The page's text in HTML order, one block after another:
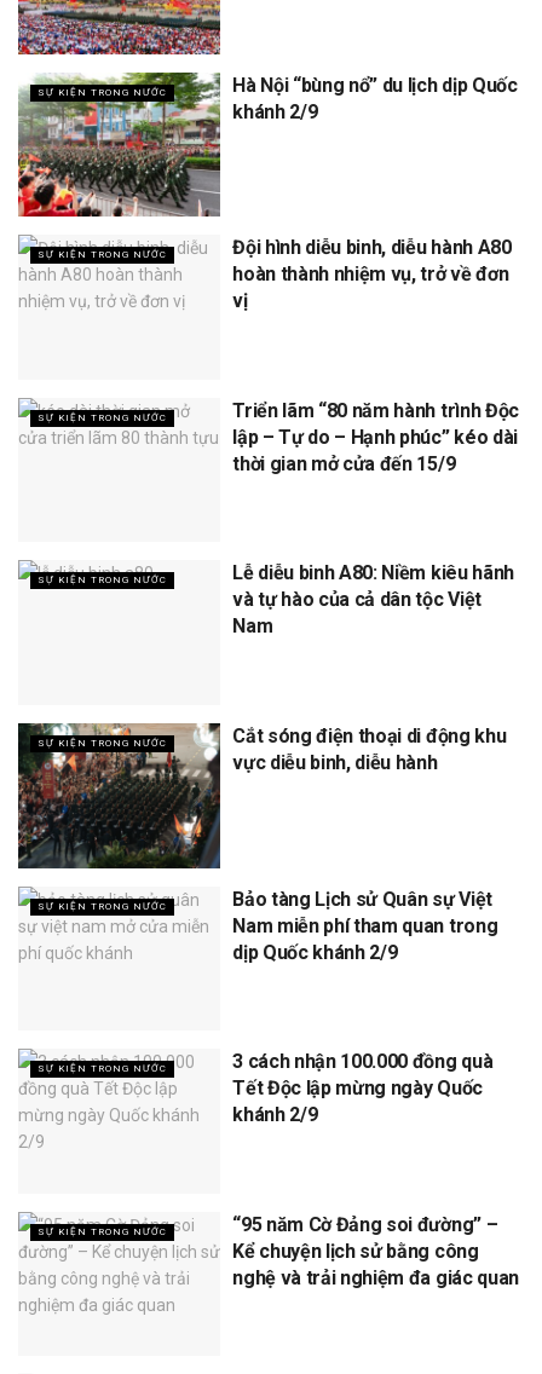
SỰ KIỆN TRONG NƯỚC
Hà Nội “bùng nổ” du lịch dịp Quốc
khánh 2/9
SỰ KIỆN TRONG NƯỚC
Đội hình diễu binh, diễu hành A80
hoàn thành nhiệm vụ, trở về đơn
vị
SỰ KIỆN TRONG NƯỚC
Triển lãm “80 năm hành trình Độc
lập – Tự do – Hạnh phúc” kéo dài
thời gian mở cửa đến 15/9
SỰ KIỆN TRONG NƯỚC
Lễ diễu binh A80: Niềm kiêu hãnh
và tự hào của cả dân tộc Việt
Nam
SỰ KIỆN TRONG NƯỚC
Cắt sóng điện thoại di động khu
vực diễu binh, diễu hành
SỰ KIỆN TRONG NƯỚC
Bảo tàng Lịch sử Quân sự Việt
Nam miễn phí tham quan trong
dịp Quốc khánh 2/9
SỰ KIỆN TRONG NƯỚC
3 cách nhận 100.000 đồng quà
Tết Độc lập mừng ngày Quốc
khánh 2/9
SỰ KIỆN TRONG NƯỚC
“95 năm Cờ Đảng soi đường” –
Kể chuyện lịch sử bằng công
nghệ và trải nghiệm đa giác quan